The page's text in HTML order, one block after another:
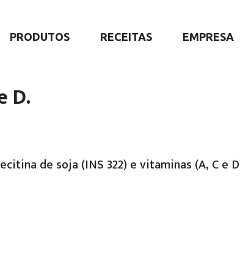
PRODUTOS RECEITAS EMPRESA
D.
de soja (INS 322) e vitaminas (A, C e